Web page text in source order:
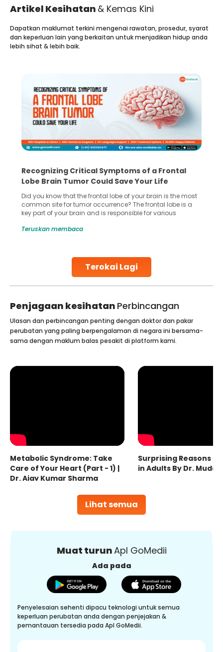
Artikel Kesihatan & Kemas Kini
Terokai Lagi
Dapatkan maklumat terkini mengenai rawatan, prosedur, syarat
dan keperluan lain yang berkaitan untuk menjadikan hidup anda
lebih sihat & lebih baik.
Recognizing Critical Symptoms of a Frontal
Lobe Brain Tumor Could Save Your Life
Did you know that the frontal lobe of your brain is the most
common site for tumor occurrence? The frontal lobe is a
key part of your brain and is responsible for various
harm to it can lead to serious complications. However, with
Teruskan membaca
Penjagaan kesihatan Perbincangan
Lihat semua
Ulasan dan perbincangan penting dengan doktor dan pakar
perubatan yang paling berpengalaman di negara ini bersama-
sama dengan maklum balas pesakit di platform kami.
Metabolic Syndrome: Take
Care of Your Heart (Part - 1) |
Dr. Ajay Kumar Sharma
Surprising Reasons
in Adults By Dr.
Muat turunApl GoMedii
Ada pada
Penyelesaian sehenti dipacu teknologi untuk semua
keperluan perubatan anda dengan penjejakan &
pemantauan tersedia pada Apl GoMedii.